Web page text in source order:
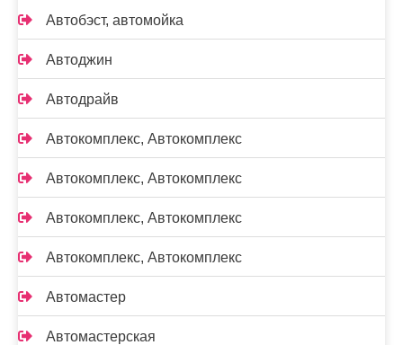
Автобэст, автомойка
Автоджин
Автодрайв
Автокомплекс, Автокомплекс
Автокомплекс, Автокомплекс
Автокомплекс, Автокомплекс
Автокомплекс, Автокомплекс
Автомастер
Автомастерская